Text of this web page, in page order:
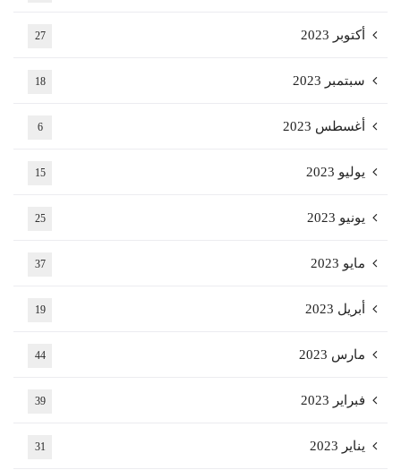
أكتوبر 2023 27
سبتمبر 2023 18
أغسطس 2023 6
يوليو 2023 15
يونيو 2023 25
مايو 2023 37
أبريل 2023 19
مارس 2023 44
فبراير 2023 39
يناير 2023 31